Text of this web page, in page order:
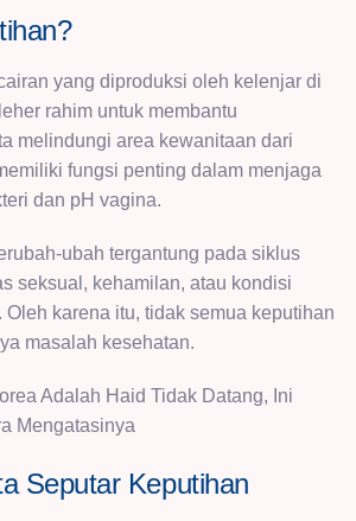
yang diproduksi oleh kelenjar di
rahim untuk membantu
melindungi area kewanitaan dari
fungsi penting dalam menjaga
dan pH vagina.
ubah tergantung pada siklus
seksual, kehamilan, atau kondisi
Oleh karena itu, tidak semua keputihan
masalah kesehatan.
Adalah Haid Tidak Datang, Ini
Mengatasinya
Seputar Keputihan